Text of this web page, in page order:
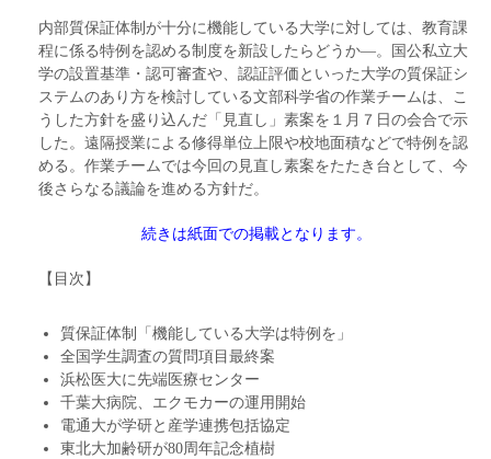
内部質保証体制が十分に機能している大学に対しては、教育課
程に係る特例を認める制度を新設したらどうか―。国公私立大
学の設置基準・認可審査や、認証評価といった大学の質保証シ
ステムのあり方を検討している文部科学省の作業チームは、こ
うした方針を盛り込んだ「見直し」素案を１月７日の会合で示
した。遠隔授業による修得単位上限や校地面積などで特例を認
める。作業チームでは今回の見直し素案をたたき台として、今
後さらなる議論を進める方針だ。
続きは紙面での掲載となります。
【目次】
質保証体制「機能している大学は特例を」
全国学生調査の質問項目最終案
浜松医大に先端医療センター
千葉大病院、エクモカーの運用開始
電通大が学研と産学連携包括協定
東北大加齢研が80周年記念植樹